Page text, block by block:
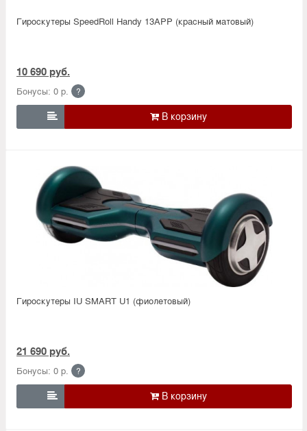
Гироскутеры SpeedRoll Handy 13APP (красный матовый)
10 690 руб.
Бонусы: 0 р. ?

Гироскутеры IU SMART U1 (фиолетовый)
21 690 руб.
Бонусы: 0 р. ?
